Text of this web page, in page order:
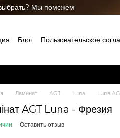
Мы поможем
Блог
Пользовательское
Ламинат AGT Luna Luna
AGT Luna - Фрезия
Оставить отзыв